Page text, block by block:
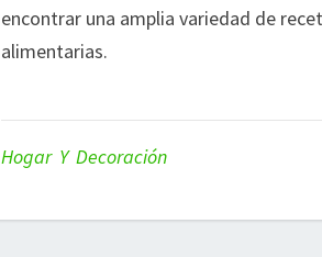
encontrar una amplia variedad de
alimentarias.
Hogar Y Decoración